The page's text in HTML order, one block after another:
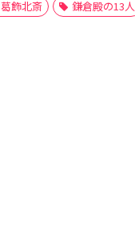
葛飾北斎 鎌倉殿の13人